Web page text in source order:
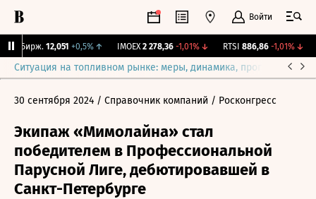
Войти
Бирж. 12,051 +0,5%↑ IMOEX 2 278,36 -1,01% ↓ RTSI 886,86 -1,01% ↓
Ситуация на топливном рынке: меры, динамика, прогнозы
30 сентября 2024 / Справочник компаний / Росконгресс
Экипаж «Мимолайна» стал
победителем в Профессиональной
Парусной Лиге, дебютировавшей в
Санкт-Петербурге